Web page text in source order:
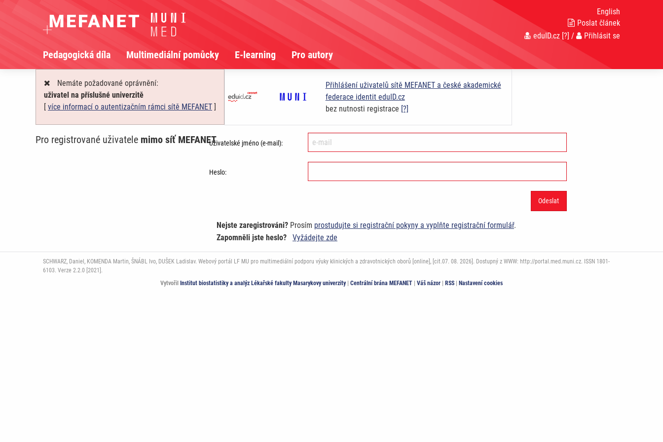
English
Poslat článek
eduID.cz [?] / Přihlásit se
Pedagogická díla Multimediální pomůcky E-learning Pro autory
Nemáte požadované oprávnění:
uživatel na příslušné univerzitě
[ více informací o autentizačním rámci sítě MEFANET ]
Přihlášení uživatelů sítě MEFANET a české akademické
federace identit eduID.cz
bez nutnosti registrace [?]
Pro registrované uživatele mimo síť MEFANETUživatelské jméno (e-mail):
Heslo:
Nejste zaregistrováni? Prosím prostudujte si registrační pokyny a vyplňte registrační formulář.
Zapomněli jste heslo?
Vyžádejte zde
SCHWARZ, Daniel, KOMENDA Martin, ŠNÁBL Ivo, DUŠEK Ladislav. Webový portál LF MU pro multimediální podporu výuky klinických a zdravotnických oborů [online], [cit.07. 08. 2026]. Dostupný z WWW: http://portal.med.muni.cz. ISSN 1801-
6103. Verze 2.2.0 [2021].
Vytvořil Institut biostatistiky a analýz Lékařské fakulty Masarykovy univerzity| Centrální brána MEFANET | Váš názor | RSS | Nastavení cookies